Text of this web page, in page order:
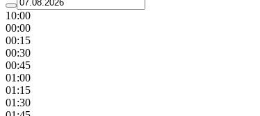
10:00
00:00
00:15
00:30
00:45
01:00
01:15
01:30